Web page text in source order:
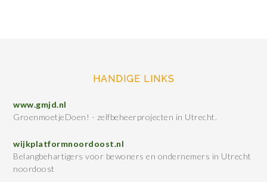
HANDIGE LINKS
www.gmjd.nl
GroenmoetjeDoen! - zelfbeheerprojecten in Utrecht.
wijkplatformnoordoost.nl
Belangbehartigers voor bewoners en ondernemers in Utrecht
noordoost